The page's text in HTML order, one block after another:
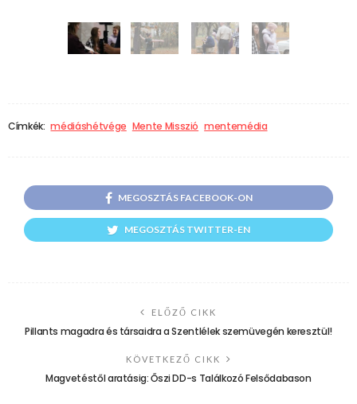
Címkék: médiáshétvége Mente Misszió mentemédia
MEGOSZTÁS FACEBOOK-ON
MEGOSZTÁS TWITTER-EN
ELŐZŐ CIKK
Pillants magadra és társaidra a Szentlélek szemüvegén keresztül!
KÖVETKEZŐ CIKK
Magvetéstől aratásig: Őszi DD-s Találkozó Felsődabason